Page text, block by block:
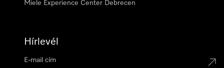
Miele Experience Center Debrecen
Hírlevél